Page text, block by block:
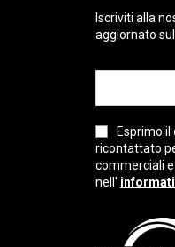
Iscriviti alla
aggiornato
Esprimo il
ricontattato
commerciali
nell'